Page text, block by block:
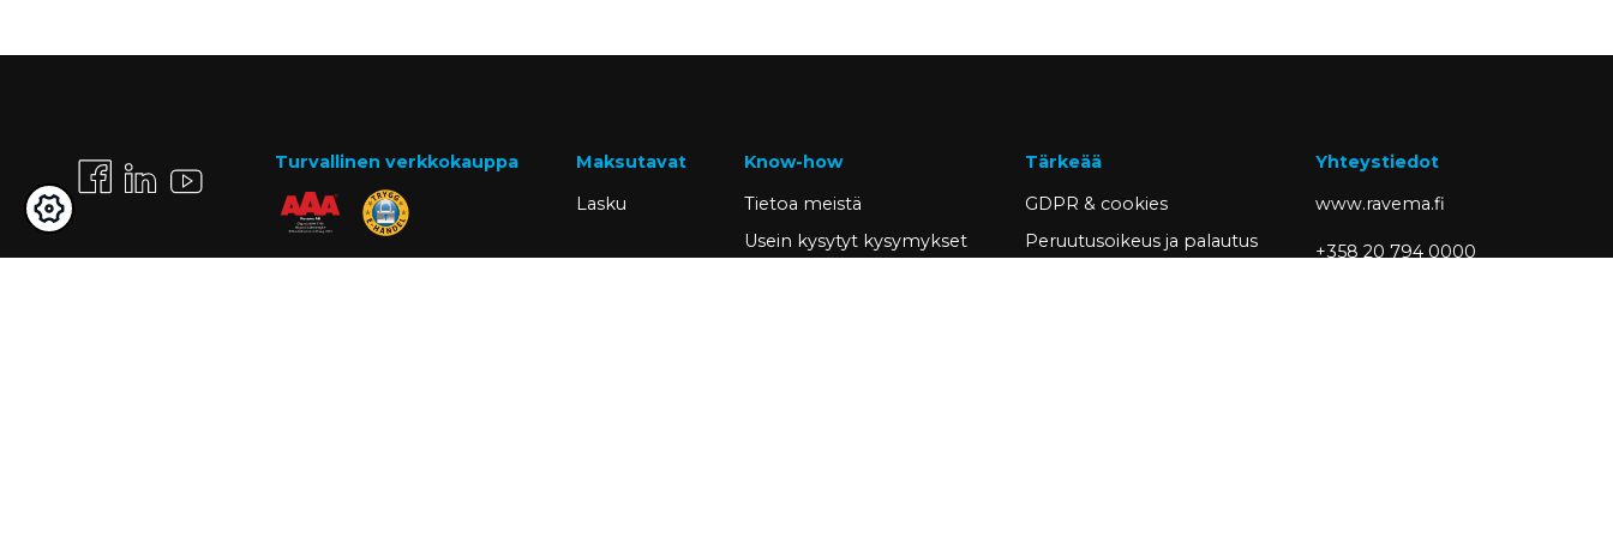
Turvallinen verkkokauppa
Maksutavat
Lasku
Know-how
Tietoa meistä
Usein kysytyt kysymykset
Tärkeää
GDPR & cookies
Peruutusoikeus ja palautus
Yhteystiedot
www.ravema.fi
+358 20 794 0000